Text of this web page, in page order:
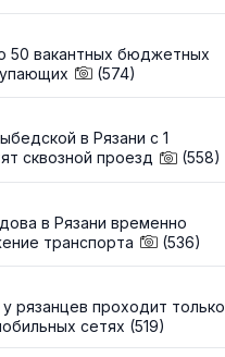
50 вакантных бюджетных
(574)
в Рязани с 1
сквозной проезд
(558)
в Рязани временно
транспорта
(536)
рязанцев проходит только
сетях (519)